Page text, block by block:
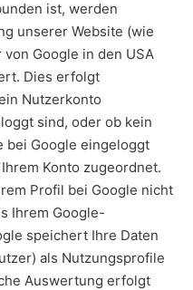
ist, werden
unserer Website (wie
Google in den USA
Dies erfolgt
Nutzerkonto
sind, oder ob kein
bei Google eingeloggt
Konto zugeordnet.
Profil bei Google nicht
Ihrem Google-
speichert Ihre Daten
als Nutzungsprofile
Auswertung erfolgt